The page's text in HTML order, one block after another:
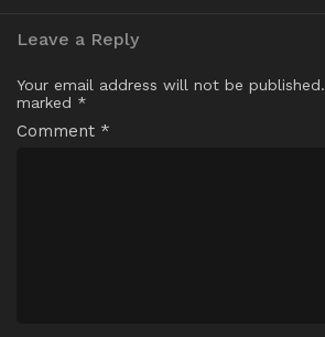
Leave a Reply
Your email address will not be published.
marked *
Comment *